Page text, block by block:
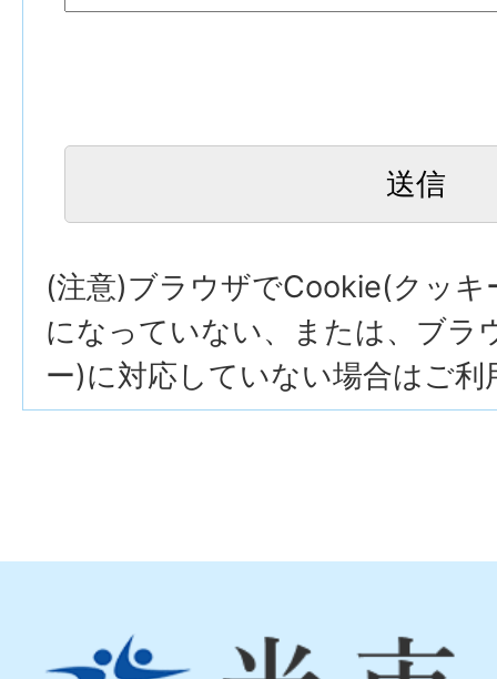
(注意)ブラウザでCookie(クッキ
になっていない、または、ブラ
ー)に対応していない場合はご利